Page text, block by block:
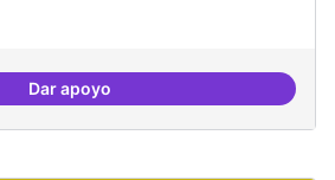
Dar apoyoEspai punter en innovació